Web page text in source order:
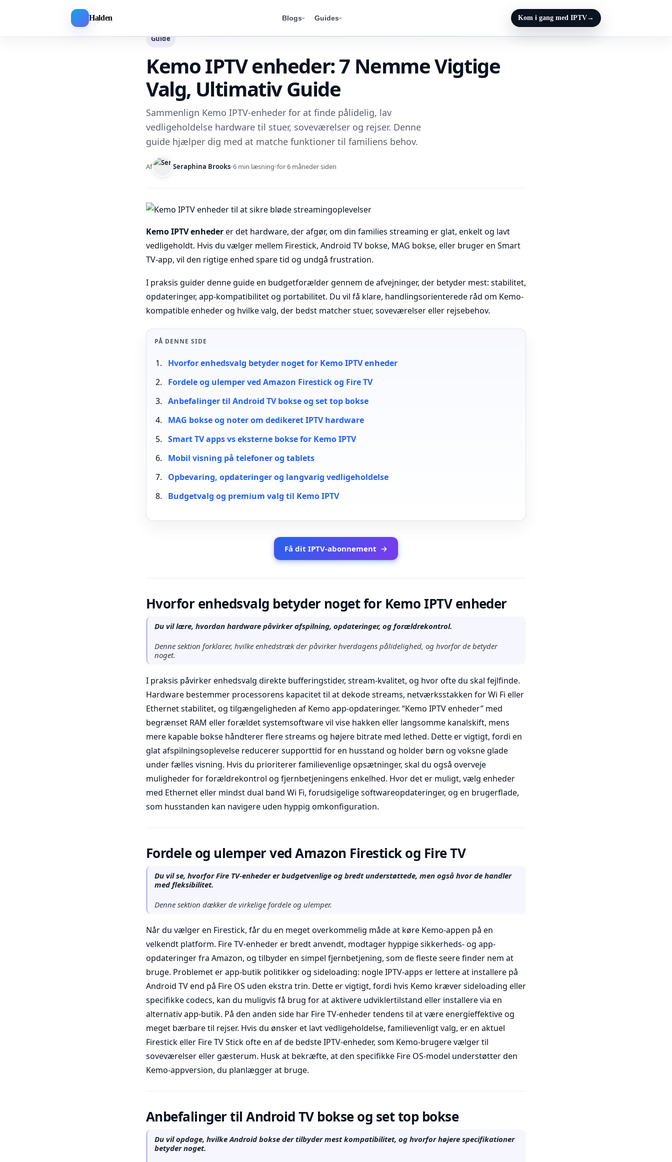
Halden Blogs Guides Kom i gang med IPTV→
Guide
Kemo IPTV enheder: 7 Nemme Vigtige
Valg, Ultimativ Guide
Sammenlign Kemo IPTV-enheder for at finde pålidelig, lav
vedligeholdelse hardware til stuer, soveværelser og rejser. Denne
guide hjælper dig med at matche funktioner til familiens behov.
Af Seraphina Brooks•6 min læsning•for 6 måneder siden
Kemo IPTV enhederer det hardware, der afgør, om din families streaming er glat, enkelt og lavt
vedligeholdt. Hvis du vælger mellem Firestick, Android TV bokse, MAG bokse, eller bruger en Smart
TV-app, vil den rigtige enhed spare tid og undgå frustration.
I praksis guider denne guide en budgetforælder gennem de afvejninger, der betyder mest: stabilitet,
opdateringer, app-kompatibilitet og portabilitet. Du vil få klare, handlingsorienterede råd om Kemo-
kompatible enheder og hvilke valg, der bedst matcher stuer, soveværelser eller rejsebehov.
PÅ DENNE SIDE
Hvorfor enhedsvalg betyder noget for Kemo IPTV enheder
Fordele og ulemper ved Amazon Firestick og Fire TV
Anbefalinger til Android TV bokse og set top bokse
MAG bokse og noter om dedikeret IPTV hardware
Smart TV apps vs eksterne bokse for Kemo IPTV
Mobil visning på telefoner og tablets
Opbevaring, opdateringer og langvarig vedligeholdelse
Budgetvalg og premium valg til Kemo IPTV
Få dit IPTV-abonnement →
Hvorfor enhedsvalg betyder noget for Kemo IPTV enheder
Du vil lære, hvordan hardware påvirker afspilning, opdateringer, og forældrekontrol.
Denne sektion forklarer, hvilke enhedstræk der påvirker hverdagens pålidelighed, og hvorfor de betyder
noget.
I praksis påvirker enhedsvalg direkte bufferingstider, stream-kvalitet, og hvor ofte du skal fejlfinde.
Hardware bestemmer processorens kapacitet til at dekode streams, netværksstakken for Wi Fi eller
Ethernet stabilitet, og tilgængeligheden af Kemo app-opdateringer. “Kemo IPTV enheder” med
begrænset RAM eller forældet systemsoftware vil vise hakken eller langsomme kanalskift, mens
mere kapable bokse håndterer flere streams og højere bitrate med lethed. Dette er vigtigt, fordi en
glat afspilningsoplevelse reducerer supporttid for en husstand og holder børn og voksne glade
under fælles visning. Hvis du prioriterer familievenlige opsætninger, skal du også overveje
muligheder for forældrekontrol og fjernbetjeningens enkelhed. Hvor det er muligt, vælg enheder
med Ethernet eller mindst dual band Wi Fi, forudsigelige softwareopdateringer, og en brugerflade,
som husstanden kan navigere uden hyppig omkonfiguration.
Fordele og ulemper ved Amazon Firestick og Fire TV
Du vil se, hvorfor Fire TV-enheder er budgetvenlige og bredt understøttede, men også hvor de handler
med fleksibilitet.
Denne sektion dækker de virkelige fordele og ulemper.
Når du vælger en Firestick, får du en meget overkommelig måde at køre Kemo-appen på en
velkendt platform. Fire TV-enheder er bredt anvendt, modtager hyppige sikkerheds- og app-
opdateringer fra Amazon, og tilbyder en simpel fjernbetjening, som de fleste seere finder nem at
bruge. Problemet er app-butik politikker og sideloading: nogle IPTV-apps er lettere at installere på
Android TV end på Fire OS uden ekstra trin. Dette er vigtigt, fordi hvis Kemo kræver sideloading eller
specifikke codecs, kan du muligvis få brug for at aktivere udviklertilstand eller installere via en
alternativ app-butik. På den anden side har Fire TV-enheder tendens til at være energieffektive og
meget bærbare til rejser. Hvis du ønsker et lavt vedligeholdelse, familievenligt valg, er en aktuel
Firestick eller Fire TV Stick ofte en af de bedste IPTV-enheder, som Kemo-brugere vælger til
soveværelser eller gæsterum. Husk at bekræfte, at den specifikke Fire OS-model understøtter den
Kemo-appversion, du planlægger at bruge.
Anbefalinger til Android TV bokse og set top bokse
Du vil opdage, hvilke Android bokse der tilbyder mest kompatibilitet, og hvorfor højere specifikationer
betyder noget.